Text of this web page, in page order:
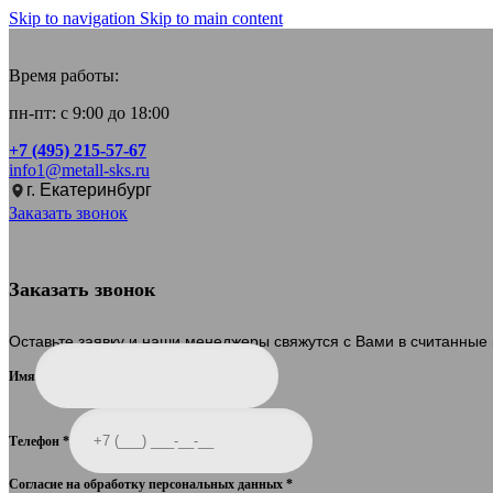
Skip to navigation Skip to main content
Время работы:
пн-пт: с 9:00 до 18:00
+7 (495) 215-57-67
info1@metall-sks.ru
г. Екатеринбург
Заказать звонок
Заказать звонок
Оставьте заявку и наши менеджеры свяжутся с Вами в считанные
Имя
Телефон *
Согласие на обработку персональных данных *